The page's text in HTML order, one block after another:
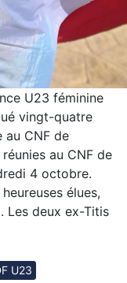
U23 féminine
vingt-quatre
au CNF de
au CNF de
4 octobre.
élues,
Les deux ex-Titis
U23